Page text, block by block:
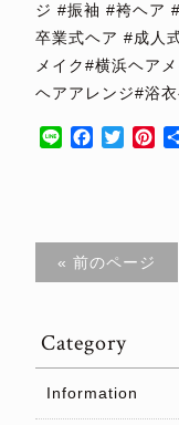
ジ #振袖 #袴ヘア
卒業式ヘア #成人
メイク#横浜ヘア
ヘアアレンジ#浴
Line Facebook
Twitter
« 前のページ
Category
Information